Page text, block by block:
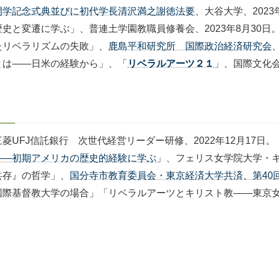
学記念式典並びに初代学長清沢満之謝徳法要 、大谷大学、2023
と変遷に学ぶ」、普連土学園教職員修養会、2023年8月30日。
ベラリズムの失敗」、
鹿島平和研究所 国際政治経済研究会
は――日米の経験から」、「 リベラルアーツ２１ 」、国際文化
菱UFJ信託銀行 次世代経営リーダー研修、2022年12月17日。
初期アメリカの歴史的経験に学ぶ 」、フェリス女学院大学・
』の哲学」、
国分寺市教育委員会・東京経済大学共済、第40
基督教大学の場合」「リベラルアーツとキリスト教――東京